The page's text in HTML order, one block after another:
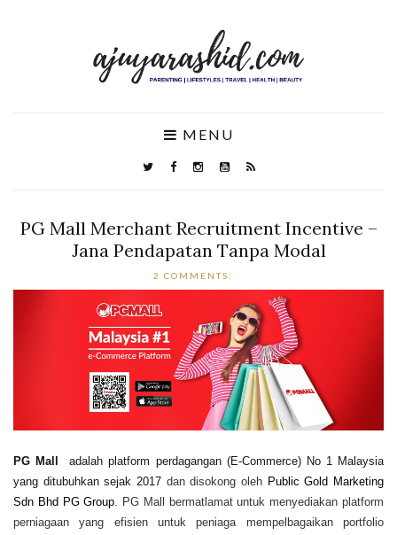
MENU
PG Mall Merchant Recruitment Incentive –
Jana Pendapatan Tanpa Modal
2 COMMENTS:
PG Mall
adalah platform perdagangan (E-Commerce) No 1 Malaysia
yang ditubuhkan sejak 2017 dan disokong oleh Public Gold Marketing
Sdn Bhd PG Group. PG Mall bermatlamat untuk menyediakan platform
perniagaan yang efisien untuk peniaga mempelbagaikan portfolio